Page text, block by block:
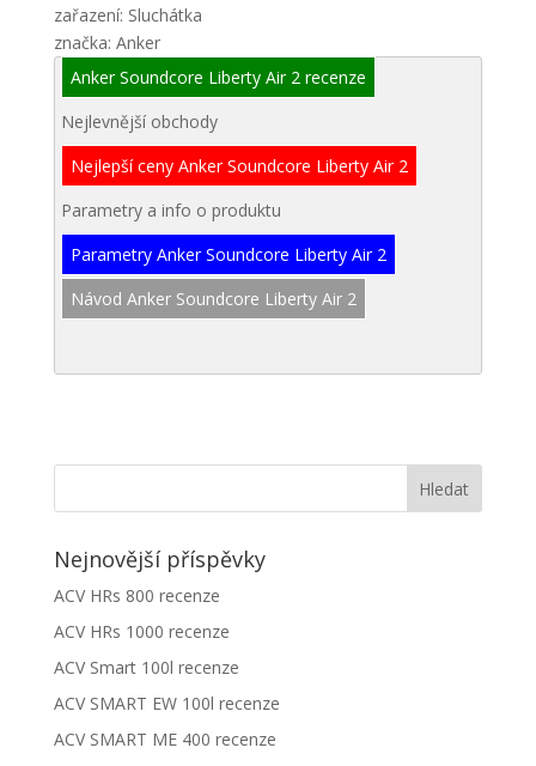
zařazení: Sluchátka
značka: Anker
Anker Soundcore Liberty Air 2 recenze
Nejlevnější obchody
Nejlepší ceny Anker Soundcore Liberty Air 2
Parametry a info o produktu
Parametry Anker Soundcore Liberty Air 2
Návod Anker Soundcore Liberty Air 2
Nejnovější příspěvky
ACV HRs 800 recenze
ACV HRs 1000 recenze
ACV Smart 100l recenze
ACV SMART EW 100l recenze
ACV SMART ME 400 recenze